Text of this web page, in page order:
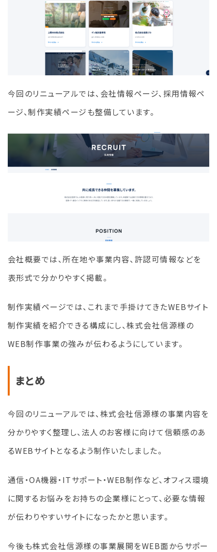
今回のリニューアルでは、会社情報ページ、採用情報ペ
ージ、制作実績ページも整備しています。
会社概要では、所在地や事業内容、許認可情報などを
表形式で分かりやすく掲載。
制作実績ページでは、これまで手掛けてきたWEBサイト
制作実績を紹介できる構成にし、株式会社信源様の
WEB制作事業の強みが伝わるようにしています。
まとめ
今回のリニューアルでは、株式会社信源様の事業内容を
分かりやすく整理し、法人のお客様に向けて信頼感のあ
るWEBサイトとなるよう制作いたしました。
通信・OA機器・ITサポート・WEB制作など、オフィス環境
に関するお悩みをお持ちの企業様にとって、必要な情報
が伝わりやすいサイトになったかと思います。
今後も株式会社信源様の事業展開をWEB面からサポー